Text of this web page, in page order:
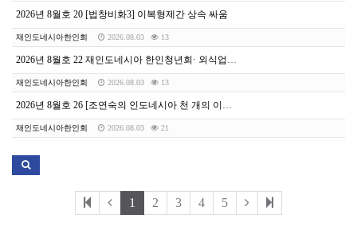
2026년 8월호 20 [법창비화3] 이복형제간 상속 싸움
재인도네시아한인회 2026.08.03 13
2026년 8월호 22 재인도네시아 한인청년회· 외식업협의회, ‘폰독 카시 아가페’서 2년 연속 연합 봉사 성료
재인도네시아한인회 2026.08.03 13
2026년 8월호 26 [조연숙의 인도네시아 천 개의 이야기] 선은 누구를 위한 것인가
재인도네시아한인회 2026.08.03 21
1 2 3 4 5